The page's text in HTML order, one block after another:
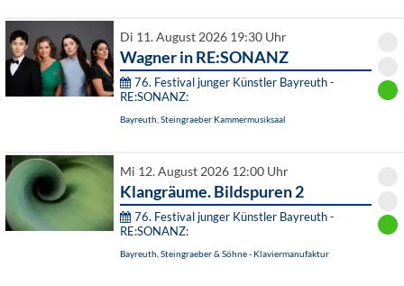
Di 11. August 2026 19:30 Uhr
Wagner in RE:SONANZ
76. Festival junger Künstler Bayreuth -
RE:SONANZ:
Bayreuth, Steingraeber Kammermusiksaal
Mi 12. August 2026 12:00 Uhr
Klangräume. Bildspuren 2
76. Festival junger Künstler Bayreuth -
RE:SONANZ:
Bayreuth, Steingraeber & Söhne - Klaviermanufaktur